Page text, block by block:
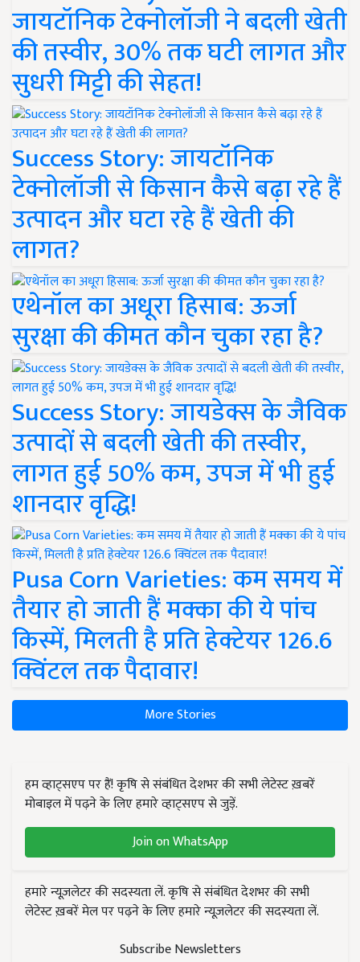
जायटॉनिक टेक्नोलॉजी ने बदली खेती
की तस्वीर, 30% तक घटी लागत और
सुधरी मिट्टी की सेहत!
Success Story: जायटॉनिक
टेक्नोलॉजी से किसान कैसे बढ़ा रहे हैं
उत्पादन और घटा रहे हैं खेती की
लागत?
एथेनॉल का अधूरा हिसाब: ऊर्जा
सुरक्षा की कीमत कौन चुका रहा है?
Success Story: जायडेक्स के जैविक
उत्पादों से बदली खेती की तस्वीर,
लागत हुई 50% कम, उपज में भी हुई
शानदार वृद्धि!
Pusa Corn Varieties: कम समय में
तैयार हो जाती हैं मक्का की ये पांच
किस्में, मिलती है प्रति हेक्टेयर 126.6
क्विंटल तक पैदावार!
More Stories
हम व्हाट्सएप पर हैं! कृषि से संबंधित देशभर की सभी लेटेस्ट ख़बरें
मोबाइल में पढ़ने के लिए हमारे व्हाट्सएप से जुड़ें.
Join on WhatsApp
हमारे न्यूज़लेटर की सदस्यता लें. कृषि से संबंधित देशभर की सभी
लेटेस्ट ख़बरें मेल पर पढ़ने के लिए हमारे न्यूज़लेटर की सदस्यता लें.
Subscribe Newsletters